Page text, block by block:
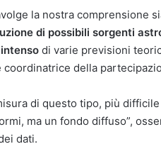
la nostra comprensione
di possibili sorgenti
di varie previsioni
coordinatrice della
di questo tipo, più
ma un fondo diffuso”,
dati.